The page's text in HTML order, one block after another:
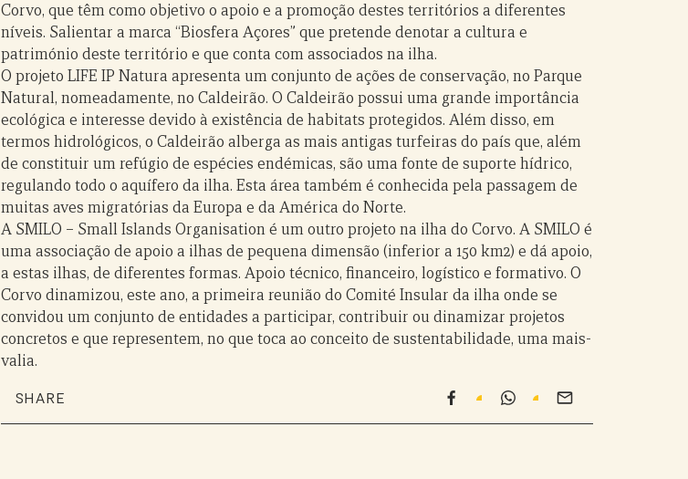
Corvo, que têm como objetivo o apoio e a promoção destes territórios a diferentes
níveis. Salientar a marca “Biosfera Açores” que pretende denotar a cultura e
património deste território e que conta com associados na ilha.
O projeto LIFE IP Natura apresenta um conjunto de ações de conservação, no Parque
Natural, nomeadamente, no Caldeirão. O Caldeirão possui uma grande importância
ecológica e interesse devido à existência de habitats protegidos. Além disso, em
termos hidrológicos, o Caldeirão alberga as mais antigas turfeiras do país que, além
de constituir um refúgio de espécies endémicas, são uma fonte de suporte hídrico,
regulando todo o aquífero da ilha. Esta área também é conhecida pela passagem de
muitas aves migratórias da Europa e da América do Norte.
A SMILO – Small Islands Organisation é um outro projeto na ilha do Corvo. A SMILO é
uma associação de apoio a ilhas de pequena dimensão (inferior a 150 km2) e dá apoio,
a estas ilhas, de diferentes formas. Apoio técnico, financeiro, logístico e formativo. O
Corvo dinamizou, este ano, a primeira reunião do Comité Insular da ilha onde se
convidou um conjunto de entidades a participar, contribuir ou dinamizar projetos
concretos e que representem, no que toca ao conceito de sustentabilidade, uma mais-
valia.
SHARE